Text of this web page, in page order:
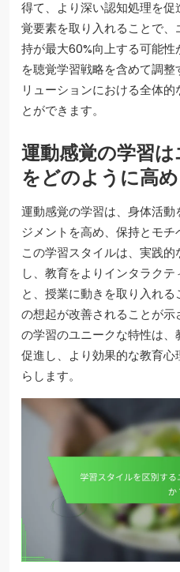
得て、より深い認知処理を
覚要素を取り入れることで
持が最大60%向上する可能
を聴覚学習戦略を含めて調
リューションにおける全体
とができます。
運動感覚の学習
をどのように高
運動感覚の学習は、身体活
ジメントを高め、保持とモチ
この学習スタイルは、実践
し、教育をよりインタラク
と、授業に動きを取り入れ
の想起が改善されることが
の学習のユニークな特性は
促進し、より効果的な教育
らします。